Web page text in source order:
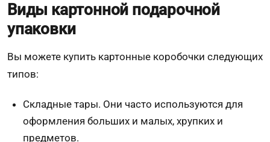
Виды картонной подарочной
упаковки
Вы можете купить картонные коробочки следующих
типов:
Складные тары. Они часто используются для
оформления больших и малых, хрупких и
предметов.